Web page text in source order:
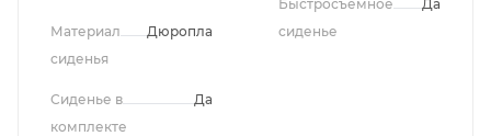
Материал
сиденья
Дюропласт
Сиденье в
комплекте
Да
Быстросъемное
сиденье
Да